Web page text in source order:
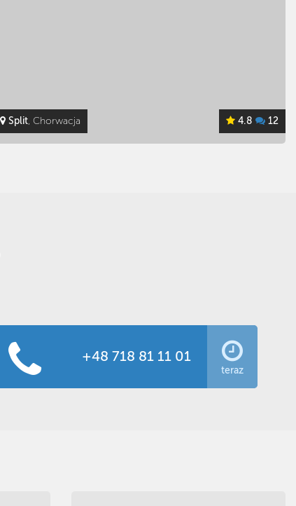
Perna, Chorwacja 4.2 5
teraz
+48 718 81 11 01